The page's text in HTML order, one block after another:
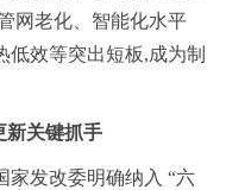
网老化、智能化水平
效等突出短板,成为制
新关键抓手
家发改委明确纳入 “六